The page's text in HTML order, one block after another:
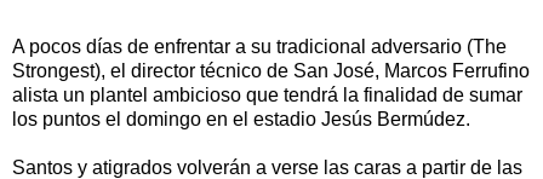
A pocos días de enfrentar a su tradicional adversario (The
Strongest), el director técnico de San José, Marcos Ferrufino
alista un plantel ambicioso que tendrá la finalidad de sumar
los puntos el domingo en el estadio Jesús Bermúdez.
Santos y atigrados volverán a verse las caras a partir de las